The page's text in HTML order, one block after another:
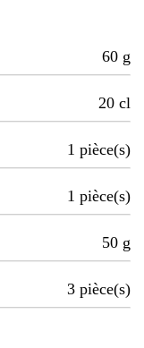
60 g
20 cl
1 pièce(s)
1 pièce(s)
50 g
3 pièce(s)